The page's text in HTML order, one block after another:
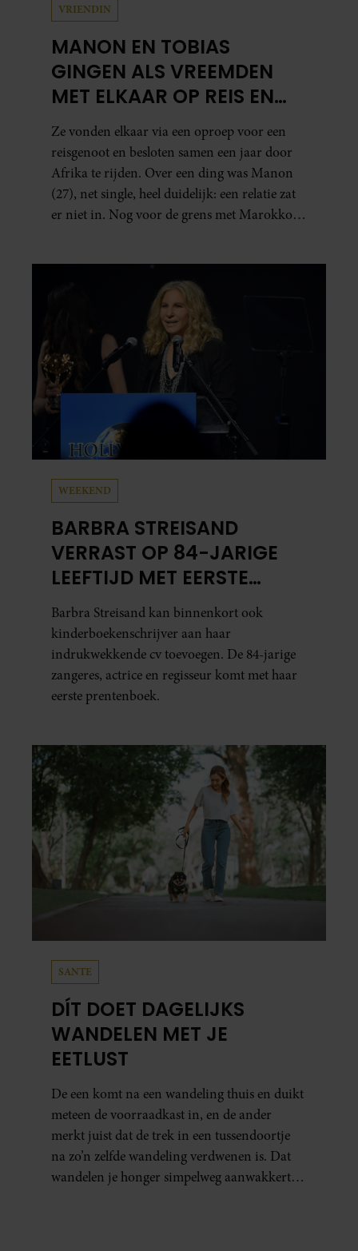
VRIENDIN
MANON EN TOBIAS
GINGEN ALS VREEMDEN
MET ELKAAR OP REIS EN
ZIJN NU EEN STEL: ‘IK ZEI
NOG: DIT WORDT NIETS!’
Ze vonden elkaar via een oproep voor een
reisgenoot en besloten samen een jaar door
Afrika te rijden. Over een ding was Manon
(27), net single, heel duidelijk: een relatie zat
er niet in. Nog voor de grens met Marokko
drie jaar. “Ik had zo stellig gezegd: dit wordt
WEEKEND
BARBRA STREISAND
VERRAST OP 84-JARIGE
LEEFTIJD MET EERSTE
KINDERBOEK
Barbra Streisand kan binnenkort ook
kinderboekenschrijver aan haar
indrukwekkende cv toevoegen. De 84-jarige
zangeres, actrice en regisseur komt met haar
eerste prentenboek.
SANTE
DÍT DOET DAGELIJKS
WANDELEN MET JE
EETLUST
De een komt na een wandeling thuis en duikt
meteen de voorraadkast in, en de ander
merkt juist dat de trek in een tussendoortje
na zo’n zelfde wandeling verdwenen is. Dat
wandelen je honger simpelweg aanwakkert,